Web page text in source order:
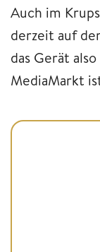
Auch im
derzeit auf
das Gerät
MediaMarkt